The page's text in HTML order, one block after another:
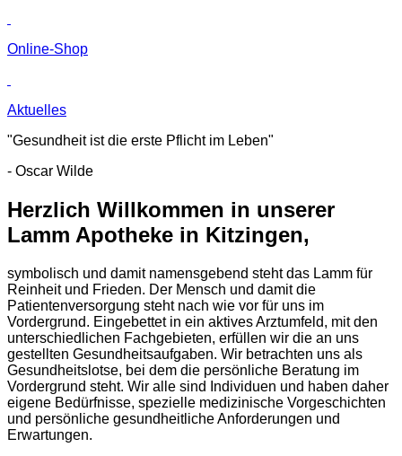
Online-Shop
Aktuelles
"Gesundheit ist die erste Pflicht im Leben"
- Oscar Wilde
Herzlich Willkommen in unserer
Lamm Apotheke in Kitzingen,
symbolisch und damit namensgebend steht das Lamm für
Reinheit und Frieden. Der Mensch und damit die
Patientenversorgung steht nach wie vor für uns im
Vordergrund. Eingebettet in ein aktives Arztumfeld, mit den
unterschiedlichen Fachgebieten, erfüllen wir die an uns
gestellten Gesundheitsaufgaben. Wir betrachten uns als
Gesundheitslotse, bei dem die persönliche Beratung im
Vordergrund steht. Wir alle sind Individuen und haben daher
eigene Bedürfnisse, spezielle medizinische Vorgeschichten
und persönliche gesundheitliche Anforderungen und
Erwartungen.